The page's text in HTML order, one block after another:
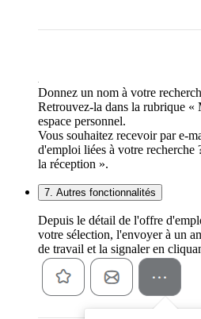
Donnez un nom à votre
Retrouvez-la dans la rubrique «
espace personnel.
Vous souhaitez recevoir par e-
d'emploi liées à votre
la réception ».
7. Autres fonctionnalités
Depuis le détail de l'offre
votre sélection, l'envoyer à un
de travail et la signaler en